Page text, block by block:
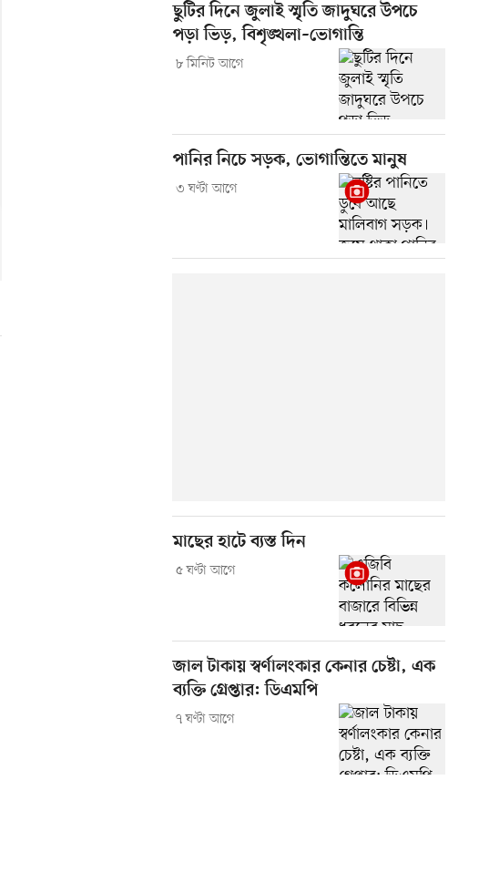
ছুটির দিনে জুলাই স্মৃতি জাদুঘরে উপচে
পড়া ভিড়, বিশৃঙ্খলা–ভোগান্তি
৮ মিনিট আগে
পানির নিচে সড়ক, ভোগান্তিতে মানুষ
৩ ঘণ্টা আগে
মাছের হাটে ব্যস্ত দিন
৫ ঘণ্টা আগে
জাল টাকায় স্বর্ণালংকার কেনার চেষ্টা, এক
ব্যক্তি গ্রেপ্তার: ডিএমপি
৭ ঘণ্টা আগে